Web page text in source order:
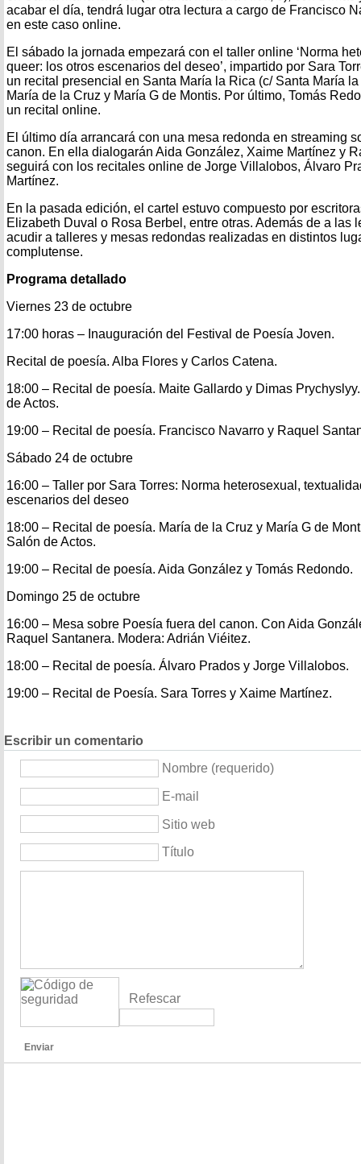
acabar el día, tendrá lugar otra lectura a cargo de Francisco
en este caso online.
El sábado la jornada empezará con el taller online ‘Norma
queer: los otros escenarios del deseo’, impartido por Sara
un recital presencial en Santa María la Rica (c/ Santa María
María de la Cruz y María G de Montis. Por último, Tomás
un recital online.
El último día arrancará con una mesa redonda en streaming
canon. En ella dialogarán Aida González, Xaime Martínez y
seguirá con los recitales online de Jorge Villalobos, Álvaro
Martínez.
En la pasada edición, el cartel estuvo compuesto por
Elizabeth Duval o Rosa Berbel, entre otras. Además de a las
acudir a talleres y mesas redondas realizadas en distintos
complutense.
Programa detallado
Viernes 23 de octubre
17:00 horas – Inauguración del Festival de Poesía Joven.
Recital de poesía. Alba Flores y Carlos Catena.
18:00 – Recital de poesía. Maite Gallardo y Dimas
de Actos.
19:00 – Recital de poesía. Francisco Navarro y Raquel
Sábado 24 de octubre
16:00 – Taller por Sara Torres: Norma heterosexual,
escenarios del deseo
18:00 – Recital de poesía. María de la Cruz y María G de
Salón de Actos.
19:00 – Recital de poesía. Aida González y Tomás Redondo.
Domingo 25 de octubre
16:00 – Mesa sobre Poesía fuera del canon. Con Aida
Raquel Santanera. Modera: Adrián Viéitez.
18:00 – Recital de poesía. Álvaro Prados y Jorge Villalobos.
19:00 – Recital de Poesía. Sara Torres y Xaime Martínez.
Escribir un comentario
Nombre (requerido)
E-mail
Sitio web
Título
Refescar
Enviar